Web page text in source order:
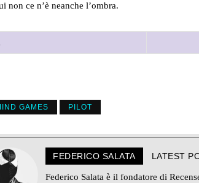
ce n’è neanche l’ombra.
GAMES PILOT
FEDERICO SALATA LATEST
Federico Salata è il fondatore di